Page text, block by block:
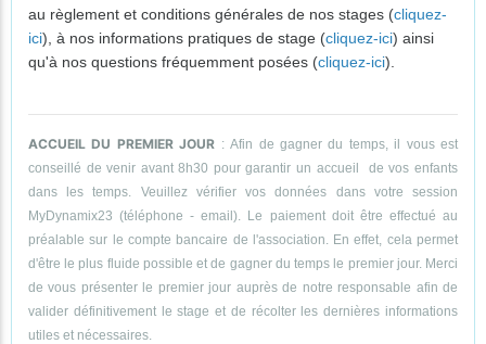
au règlement et conditions générales de nos stages (cliquez-
ici), à nos informations pratiques de stage (cliquez-ici) ainsi
qu'à nos questions fréquemment posées (cliquez-ici).
ACCUEIL DU PREMIER JOUR : Afin de gagner du temps, il vous est
conseillé de venir avant 8h30 pour garantir un accueil de vos enfants
dans les temps. Veuillez vérifier vos données dans votre session
MyDynamix23 (téléphone - email). Le paiement doit être effectué au
préalable sur le compte bancaire de l'association. En effet, cela permet
d'être le plus fluide possible et de gagner du temps le premier jour. Merci
de vous présenter le premier jour auprès de notre responsable afin de
valider définitivement le stage et de récolter les dernières informations
utiles et nécessaires.